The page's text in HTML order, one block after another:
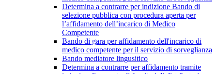
Determina a contrarre per indizione Bando di
selezione pubblica con procedura aperta per
l’affidamento dell’incarico di Medico
Competente
Bando di gara per affidamento dell'incarico di
medico competente per il servizio di sorveglianza
Bando mediatore lingusitico
Determina a contrarre per affidamento tramite